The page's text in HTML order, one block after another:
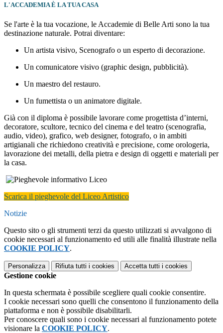
L'ACCADEMIA È LA TUA CASA
Se l'arte è la tua vocazione, le Accademie di Belle Arti sono la tua
destinazione naturale. Potrai diventare:
Un artista visivo, Scenografo o un esperto di decorazione.
Un comunicatore visivo (graphic design, pubblicità).
Un maestro del restauro.
Un fumettista o un animatore digitale.
Già con il diploma è possibile lavorare come progettista d’interni,
decoratore, scultore, tecnico del cinema e del teatro (scenografia,
audio, video), grafico, web designer, fotografo, o in ambiti
artigianali che richiedono creatività e precisione, come orologeria,
lavorazione dei metalli, della pietra e design di oggetti e materiali per
la casa.
Scarica il pieghevole del Liceo Artistico
Notizie
Questo sito o gli strumenti terzi da questo utilizzati si avvalgono di
cookie necessari al funzionamento ed utili alle finalità illustrate nella
COOKIE POLICY.
Personalizza Rifiuta tutti i cookies Accetta tutti i cookies
Gestione cookie
In questa schermata è possibile scegliere quali cookie consentire.
I cookie necessari sono quelli che consentono il funzionamento della
piattaforma e non è possibile disabilitarli.
Per conoscere quali sono i cookie necessari al funzionamento potete
visionare la COOKIE POLICY.